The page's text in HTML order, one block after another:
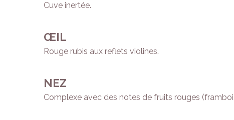
Cuve inertée.
ŒIL
Rouge rubis aux reflets violines.
NEZ
Complexe avec des notes de fruits rouges